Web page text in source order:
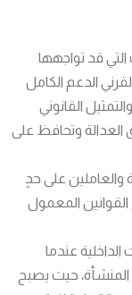
التي قد تواجهها
الدعم الكامل
القانوني
العدالة وتحافظ على
على حدٍ
المعمول
عندما
المنشأة، حيث يصبح